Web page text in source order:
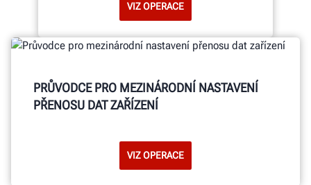
VIZ OPERACE
PRŮVODCE PRO MEZINÁRODNÍ NASTAVENÍ
PŘENOSU DAT ZAŘÍZENÍ
VIZ OPERACE